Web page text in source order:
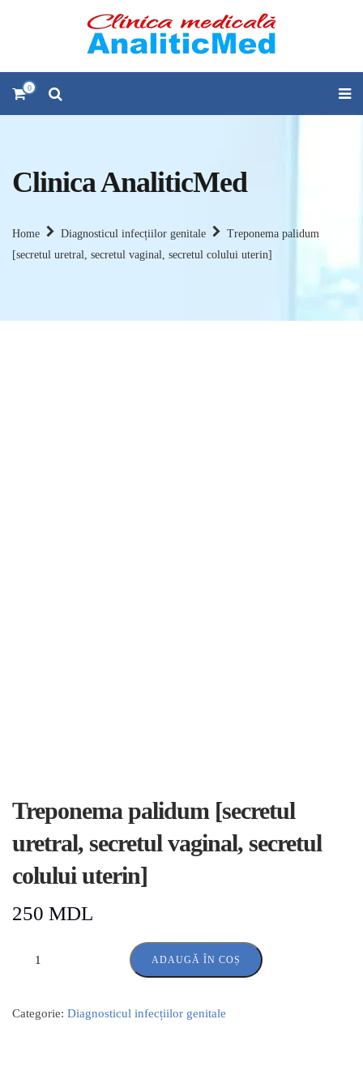
0
Clinica AnaliticMed
Home Diagnosticul infecțiilor genitale
Treponema palidum
[secretul uretral, secretul vaginal, secretul colului uterin]
Treponema palidum [secretul
uretral, secretul vaginal, secretul
colului uterin]
250 MDL
ADAUGĂ ÎN COȘ
Categorie: Diagnosticul infecțiilor genitale